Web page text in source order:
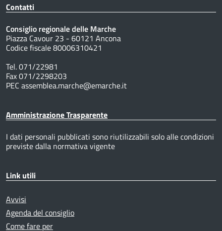
Contatti
Consiglio regionale delle Marche
Piazza Cavour 23 - 60121 Ancona
Codice fiscale 80006310421
Tel. 071/22981
Fax 071/2298203
PEC assemblea.marche@emarche.it
Amministrazione Trasparente
I dati personali pubblicati sono riutilizzabili solo alle condizioni
previste dalla normativa vigente
Link utili
Avvisi
Agenda del consiglio
Come fare per